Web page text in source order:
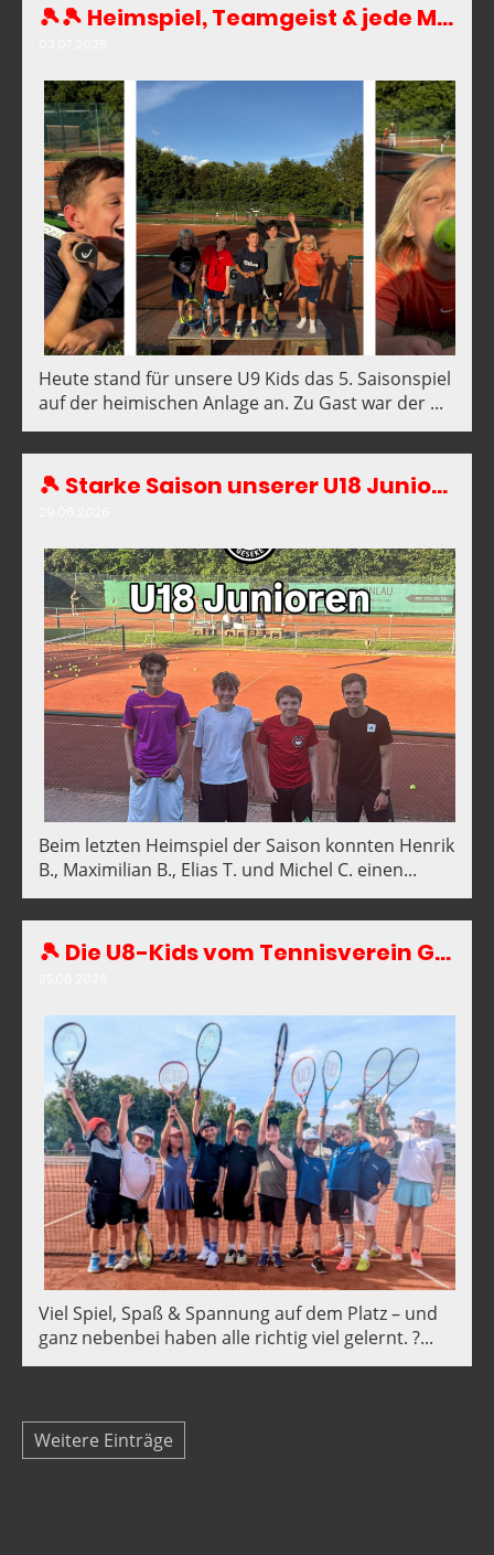
🎾🎾 Heimspiel, Teamgeist & jede Menge Grund zum Feiern!❤️🤍
Heute stand für unsere U9 Kids das 5. Saisonspiel
auf der heimischen Anlage an. Zu Gast war der ...
🎾 Starke Saison unserer U18 Junioren! 💪
Beim letzten Heimspiel der Saison konnten Henrik
B., Maximilian B., Elias T. und Michel C. einen...
🎾 Die U8-Kids vom Tennisverein Geseke blicken auf eine tolle erste Saison zurück! ❤️🤍
Viel Spiel, Spaß & Spannung auf dem Platz – und
ganz nebenbei haben alle richtig viel gelernt. ?...
Weitere Einträge